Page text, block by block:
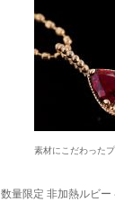
素材にこだわった
数量限定 非加熱ルビー